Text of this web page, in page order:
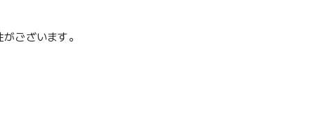
ございます。